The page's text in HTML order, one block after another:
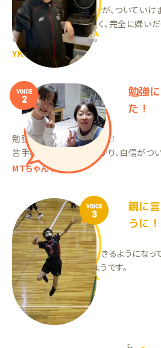
集団塾に通っていましたが、ついていけ
今は先生との相性が良く、完全に嫌い
きそう」と言っています。
YKくん（中1）
VOICE
2
勉強
た！
勉強に前向きになりました！
苦手科目の理解度が上がり、自信がつい
MTちゃん（中2）
VOICE
3
親に
うに！
親に言われず、宿題ができるようになっ
楽しく勉強できているようです。
YKくん（小4）